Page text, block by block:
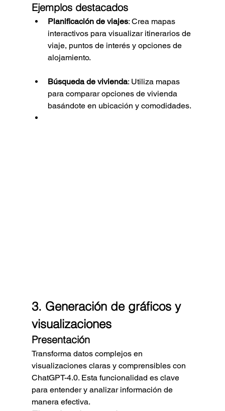
Ejemplos destacados
Planificación de viajes: Crea mapas
interactivos para visualizar itinerarios de
viaje, puntos de interés y opciones de
alojamiento.
Búsqueda de vivienda: Utiliza mapas
para comparar opciones de vivienda
basándote en ubicación y comodidades.
3. Generación de gráficos y
visualizaciones
Presentación
Transforma datos complejos en
visualizaciones claras y comprensibles con
ChatGPT-4.0. Esta funcionalidad es clave
para entender y analizar información de
manera efectiva.